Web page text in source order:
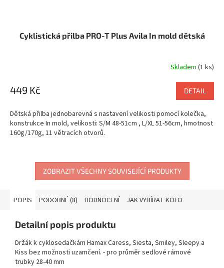
Cyklistická přilba PRO-T Plus Avila In mold dětská
Skladem (1 ks)
449 Kč DETAIL
Dětská přilba jednobarevná s nastavení velikosti pomocí kolečka,
konstrukce In mold, velikosti: S/M 48-51cm , L/XL 51-56cm, hmotnost
160g/170g, 11 větracích otvorů.
ZOBRAZIT VŠECHNY SOUVISEJÍCÍ PRODUKTY
POPIS PODOBNÉ (8) HODNOCENÍ JAK VYBÍRAT KOLO
Detailní popis produktu
Držák k cyklosedačkám Hamax Caress, Siesta, Smiley, Sleepy a
Kiss bez možnosti uzamčení. - pro průměr sedlové rámové
trubky 28-40 mm